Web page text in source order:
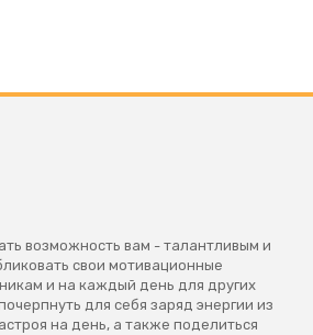
возможность вам - талантливым и
свои мотивационные
и на каждый день для других
для себя заряд энергии из
на день, а также поделиться